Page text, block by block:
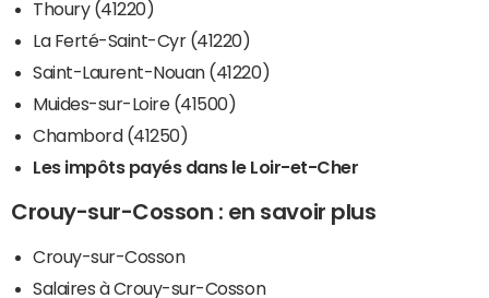
Thoury (41220)
La Ferté-Saint-Cyr (41220)
Saint-Laurent-Nouan (41220)
Muides-sur-Loire (41500)
Chambord (41250)
Les impôts payés dans le Loir-et-Cher
Crouy-sur-Cosson : en savoir plus
Crouy-sur-Cosson
Salaires à Crouy-sur-Cosson